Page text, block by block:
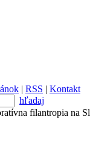
| RSS | Kontakt
hľadaj
filantropia na